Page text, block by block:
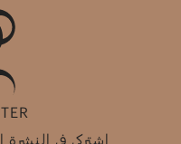
اشتركي في النشرة